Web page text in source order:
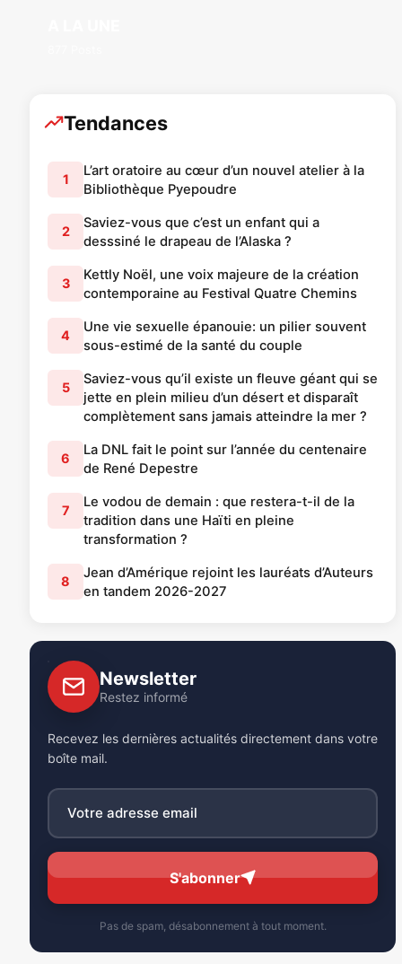
Tendances
1
L’art oratoire au cœur d’un nouvel atelier à la
Bibliothèque Pyepoudre
2
Saviez-vous que c’est un enfant qui a
desssiné le drapeau de l’Alaska ?
3
Kettly Noël, une voix majeure de la création
contemporaine au Festival Quatre Chemins
4
Une vie sexuelle épanouie: un pilier souvent
sous-estimé de la santé du couple
5
Saviez-vous qu’il existe un fleuve géant qui se
jette en plein milieu d’un désert et disparaît
complètement sans jamais atteindre la mer ?
6
La DNL fait le point sur l’année du centenaire
de René Depestre
7
Le vodou de demain : que restera-t-il de la
tradition dans une Haïti en pleine
transformation ?
8
Jean d’Amérique rejoint les lauréats d’Auteurs
en tandem 2026-2027
Newsletter
Restez informé
Recevez les dernières actualités directement dans votre
boîte mail.
S'abonner
Pas de spam, désabonnement à tout moment.